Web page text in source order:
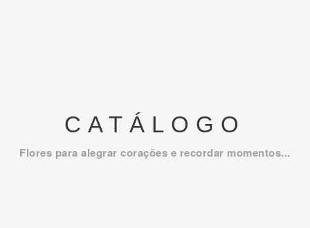
CATÁLOGO
Flores para alegrar corações e recordar momentos...